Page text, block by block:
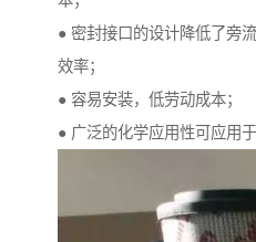
● 密封接口的设计降低了旁
效率；
● 容易安装，低劳动成本；
● 广泛的化学应用性可应用于